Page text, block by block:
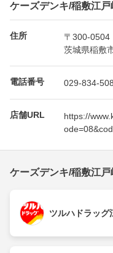
ケーズデンキ/稲敷江
住所
〒300-0504
茨城県稲敷
電話番号 029-834-
店舗URL
https://
ケーズデンキ/稲敷江
ツルハドラッグ